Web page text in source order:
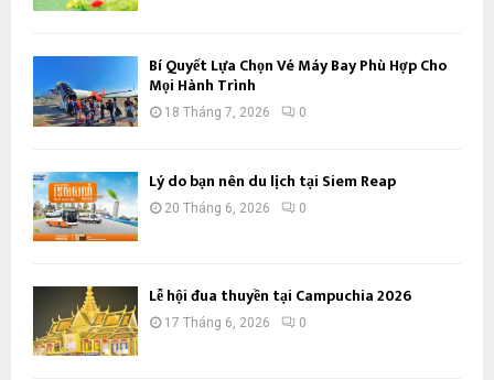
Bí Quyết Lựa Chọn Vé Máy Bay Phù Hợp Cho
Mọi Hành Trình
18 Tháng 7, 2026 0
Lý do bạn nên du lịch tại Siem Reap
20 Tháng 6, 2026 0
Lễ hội đua thuyền tại Campuchia 2026
17 Tháng 6, 2026 0